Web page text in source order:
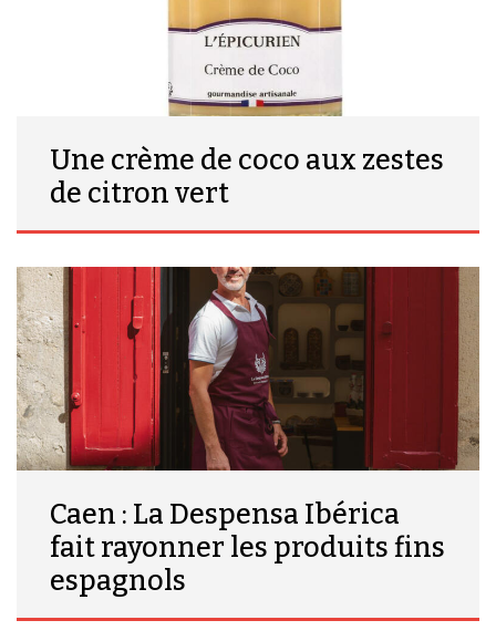
Une crème de coco aux zestes
de citron vert
Caen : La Despensa Ibérica
fait rayonner les produits fins
espagnols